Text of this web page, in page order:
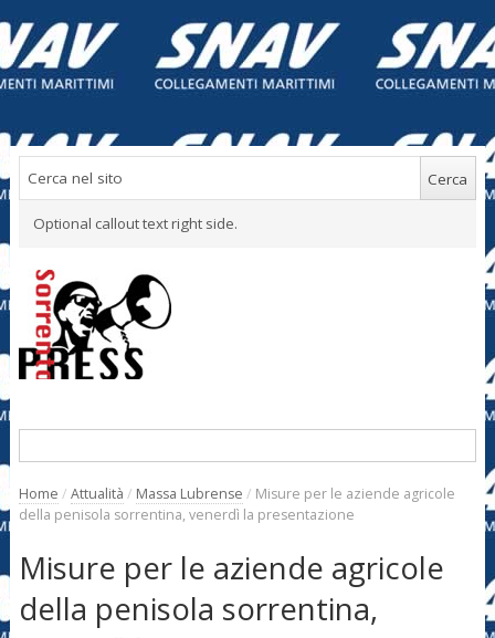
Optional callout text right side.
Home / Attualità / Massa Lubrense / Misure per le aziende agricole
della penisola sorrentina, venerdì la presentazione
Misure per le aziende agricole
della penisola sorrentina,